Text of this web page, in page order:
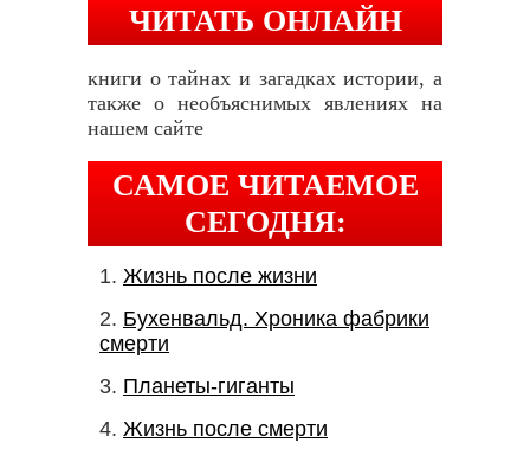
ЧИТАТЬ ОНЛАЙН
книги о тайнах и загадках истории, а
также о необъяснимых явлениях на
нашем сайте
САМОЕ ЧИТАЕМОЕ
СЕГОДНЯ:
Жизнь после жизни
Бухенвальд. Хроника фабрики
смерти
Планеты-гиганты
Жизнь после смерти